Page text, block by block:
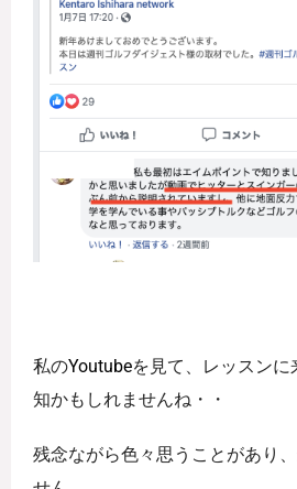
私のYoutubeを見て、レッスン
知かもしれませんね・・
残念ながら色々思うことがあり